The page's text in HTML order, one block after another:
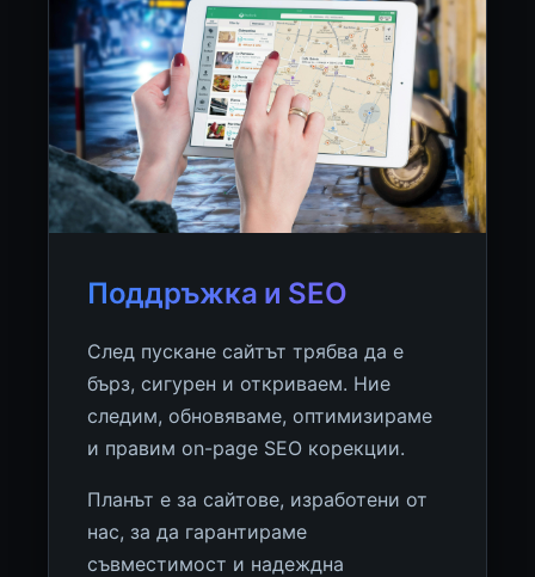
Поддръжка и SEO
След пускане сайтът трябва да е
бърз, сигурен и откриваем. Ние
следим, обновяваме, оптимизираме
и правим on-page SEO корекции.
Планът е за сайтове, изработени от
нас, за да гарантираме
съвместимост и надеждна